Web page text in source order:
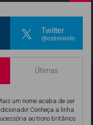
Twitter
@estrelando
Últimas
um nome acaba de ser
Conheça a linha
ao trono britânico
INSTAGRAM